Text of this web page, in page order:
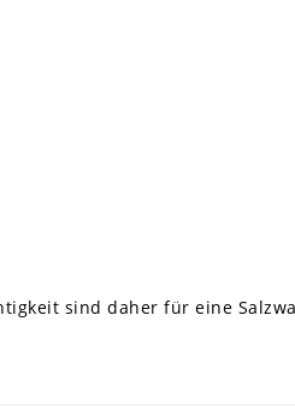
sind daher für eine